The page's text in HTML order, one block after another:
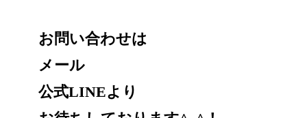
お問い合わせは
メール
公式LINEより